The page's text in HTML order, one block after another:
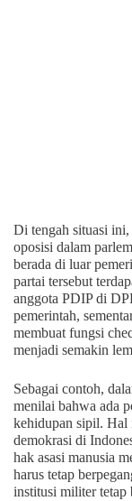
Di tengah situasi
oposisi dalam
berada di luar
partai tersebut
anggota PDIP di
pemerintah,
membuat fungsi
menjadi semakin
Sebagai contoh,
menilai bahwa ada
kehidupan sipil. Hal
demokrasi di
hak asasi manusia
harus tetap
institusi militer tetap